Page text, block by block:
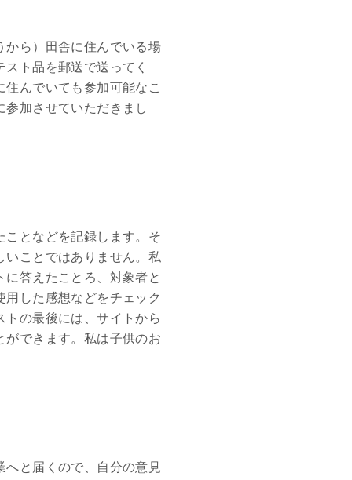
から）田舎に住んでいる場
ト品を郵送で送ってく
んでいても参加可能なこ
加させていただきまし
ことなどを記録します。そ
いことではありません。私
答えたことろ、対象者と
した感想などをチェック
の最後には、サイトから
ができます。私は子供のお
へと届くので、自分の意見